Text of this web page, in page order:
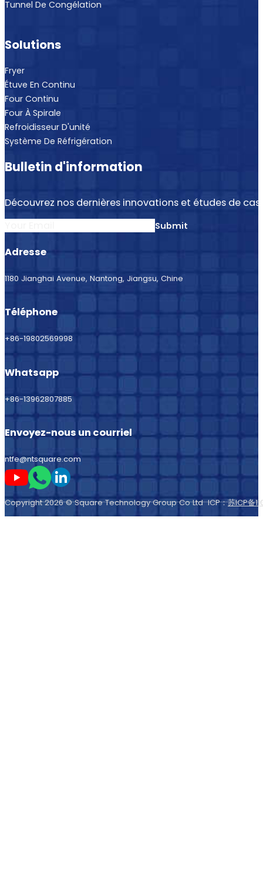
Tunnel De Congélation
Solutions
Fryer
Étuve En Continu
Four Continu
Four À Spirale
Refroidisseur D'unité
Système De Réfrigération
Bulletin d'information
Découvrez nos dernières innovations et études de cas.
Submit
Adresse
1180 Jianghai Avenue, Nantong, Jiangsu, Chine
Téléphone
+86-19802569998
Whatsapp
+86-13962807885
Envoyez-nous un courriel
ntfe@ntsquare.com
Suivez-moi sur Youtube
Suivez-moi sur Whatsapp
Suivez-moi sur LinkedIn
Copyright 2026 © Square Technology Group Co Ltd ICP：苏ICP备